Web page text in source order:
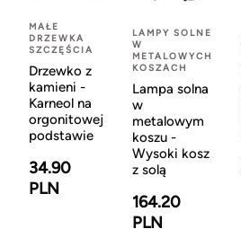
MAŁE
DRZEWKA
SZCZĘŚCIA
Drzewko z
kamieni -
Karneol na
orgonitowej
podstawie
34.90
PLN
LAMPY SOLNE
W
METALOWYCH
KOSZACH
Lampa solna
w
metalowym
koszu -
Wysoki kosz
z solą
164.20
PLN